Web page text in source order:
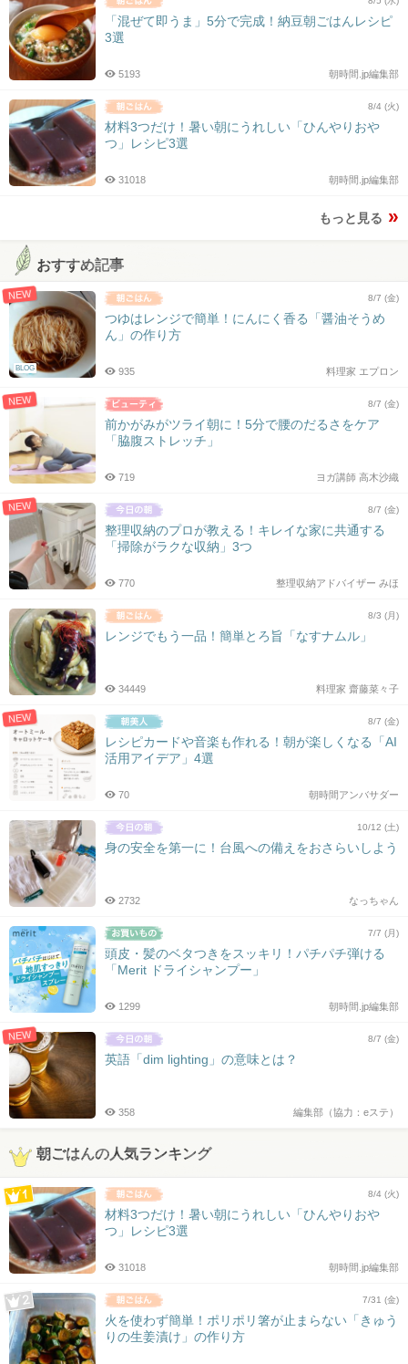
「混ぜて即うま」5分で完成！納豆朝ごはんレシピ
3選
朝時間.jp編集部
5193
8/4 (火)
材料3つだけ！暑い朝にうれしい「ひんやりおや
つ」レシピ3選
朝時間.jp編集部
31018
もっと見る
おすすめ記事
NEW
BLOG
8/7 (金)
つゆはレンジで簡単！にんにく香る「醤油そうめ
ん」の作り方
料理家 エプロン
935
NEW 8/7 (金)
前かがみがツライ朝に！5分で腰のだるさをケア
「脇腹ストレッチ」
ヨガ講師 高木沙織
719
NEW 8/7 (金)
整理収納のプロが教える！キレイな家に共通する
「掃除がラクな収納」3つ
整理収納アドバイザー みほ
770
8/3 (月)
レンジでもう一品！簡単とろ旨「なすナムル」
料理家 齋藤菜々子
34449
NEW 8/7 (金)
レシピカードや音楽も作れる！朝が楽しくなる「AI
活用アイデア」4選
朝時間アンバサダー
70
10/12 (土)
身の安全を第一に！台風への備えをおさらいしよう
なっちゃん
2732
7/7 (月)
頭皮・髪のベタつきをスッキリ！パチパチ弾ける
「Merit ドライシャンプー」
朝時間.jp編集部
1299
NEW 8/7 (金)
英語「dim lighting」の意味とは？
編集部（協力：eステ）
358
朝ごはんの人気ランキング
8/4 (火)
材料3つだけ！暑い朝にうれしい「ひんやりおや
つ」レシピ3選
朝時間.jp編集部
31018
7/31 (金)
火を使わず簡単！ポリポリ箸が止まらない「きゅう
りの生姜漬け」の作り方